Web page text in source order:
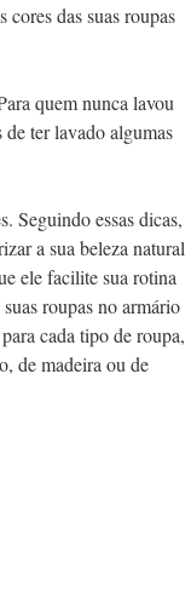
das suas roupas
quem nunca lavou
de ter lavado algumas
Seguindo essas dicas,
a sua beleza natural
ele facilite sua rotina
roupas no armário
cada tipo de roupa,
de madeira ou de